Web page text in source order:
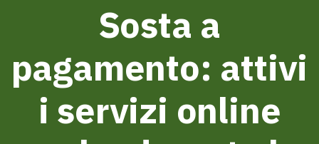
Sosta a
pagamento: attivi
i servizi online